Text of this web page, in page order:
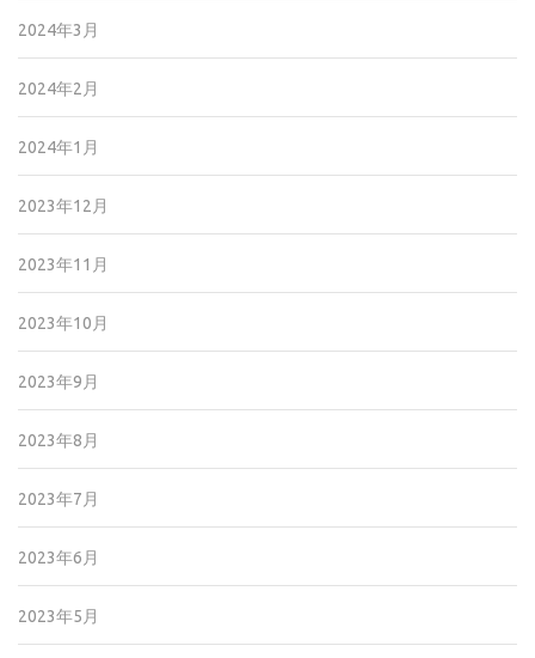
2024年3月
2024年2月
2024年1月
2023年12月
2023年11月
2023年10月
2023年9月
2023年8月
2023年7月
2023年6月
2023年5月